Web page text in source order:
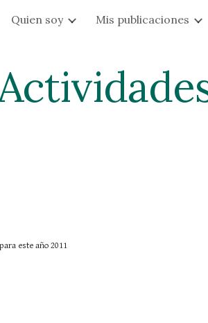
to main content
Quien soy Mis publicaciones
este año 2011